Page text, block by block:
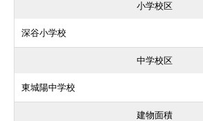
小学校区
深谷小学校
中学校区
東城陽中学校
建物面積